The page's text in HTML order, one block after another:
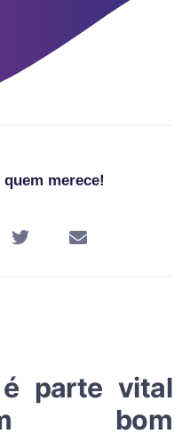
merece!
é parte vital
bom